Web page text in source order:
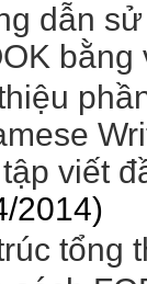
dẫn
bằng
viết
2014)
tổng